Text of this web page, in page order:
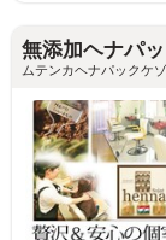
無添加ヘナパ
ムテンカヘナパックケ